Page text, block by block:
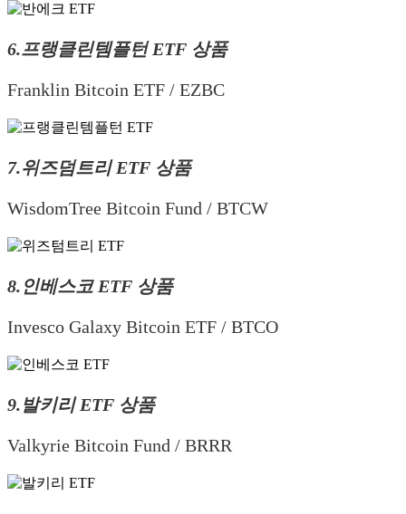
6.프랭클린템플턴 ETF 상품
Franklin Bitcoin ETF / EZBC
7.위즈덤트리 ETF 상품
WisdomTree Bitcoin Fund / BTCW
8.인베스코 ETF 상품
Invesco Galaxy Bitcoin ETF / BTCO
9.발키리 ETF 상품
Valkyrie Bitcoin Fund / BRRR